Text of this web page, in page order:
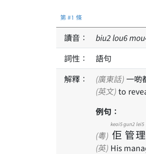
第 #1 條
讀音： biu2lou6mou
詞性：
語句
解釋：
(廣東話) 一啲
(英文) to
例句：
(粵) 佢
keoi5
管
gun2
理
lei5
(英) His